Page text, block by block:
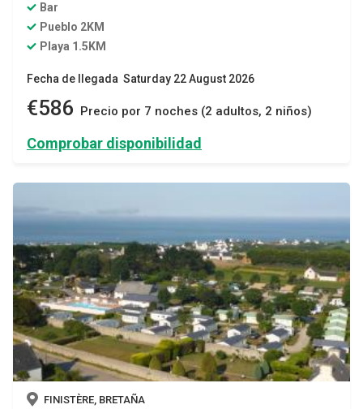
Bar
Pueblo 2KM
Playa 1.5KM
Fecha de llegada Saturday 22 August 2026
€586 Precio por 7 noches (2 adultos, 2 niños)
Comprobar disponibilidad
FINISTÈRE, BRETAÑA